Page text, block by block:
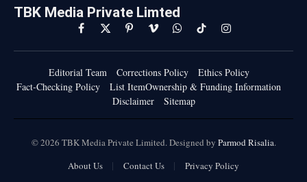
TBK Media Private Limted
Facebook
X
(Twitter)
PinterestVimeoWhatsAppTikTokInstagram
Editorial Team Corrections Policy
Ethics Policy
Fact-Checking Policy
List ItemOwnership & Funding Information
Disclaimer
Sitemap
© 2026 TBK Media Private Limited. Designed by Parmod Risalia.
About Us
Contact Us Privacy Policy